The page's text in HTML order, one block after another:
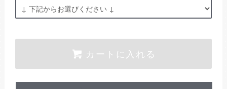
カートに入れる